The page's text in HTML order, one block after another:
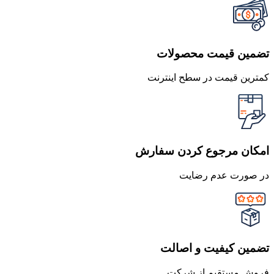
تضمین قیمت محصولات
کمترین قیمت در سطح اینترنت
امکان مرجوع کردن سفارش
در صورت عدم رضایت
تضمین کیفیت و اصالت